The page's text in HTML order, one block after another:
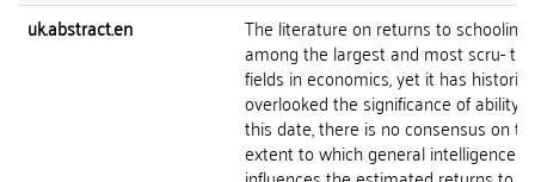
uk.abstract.en
The literature on returns to schooling
among the largest and most scru-
fields in economics, yet it has
overlooked the significance of ability
this date, there is no consensus on
extent to which general intelligence